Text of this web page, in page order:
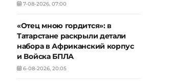
7-08-2026, 07:00
«Отец мною гордится»: в
Татарстане раскрыли детали
набора в Африканский корпус
и Войска БПЛА
6-08-2026, 20:05